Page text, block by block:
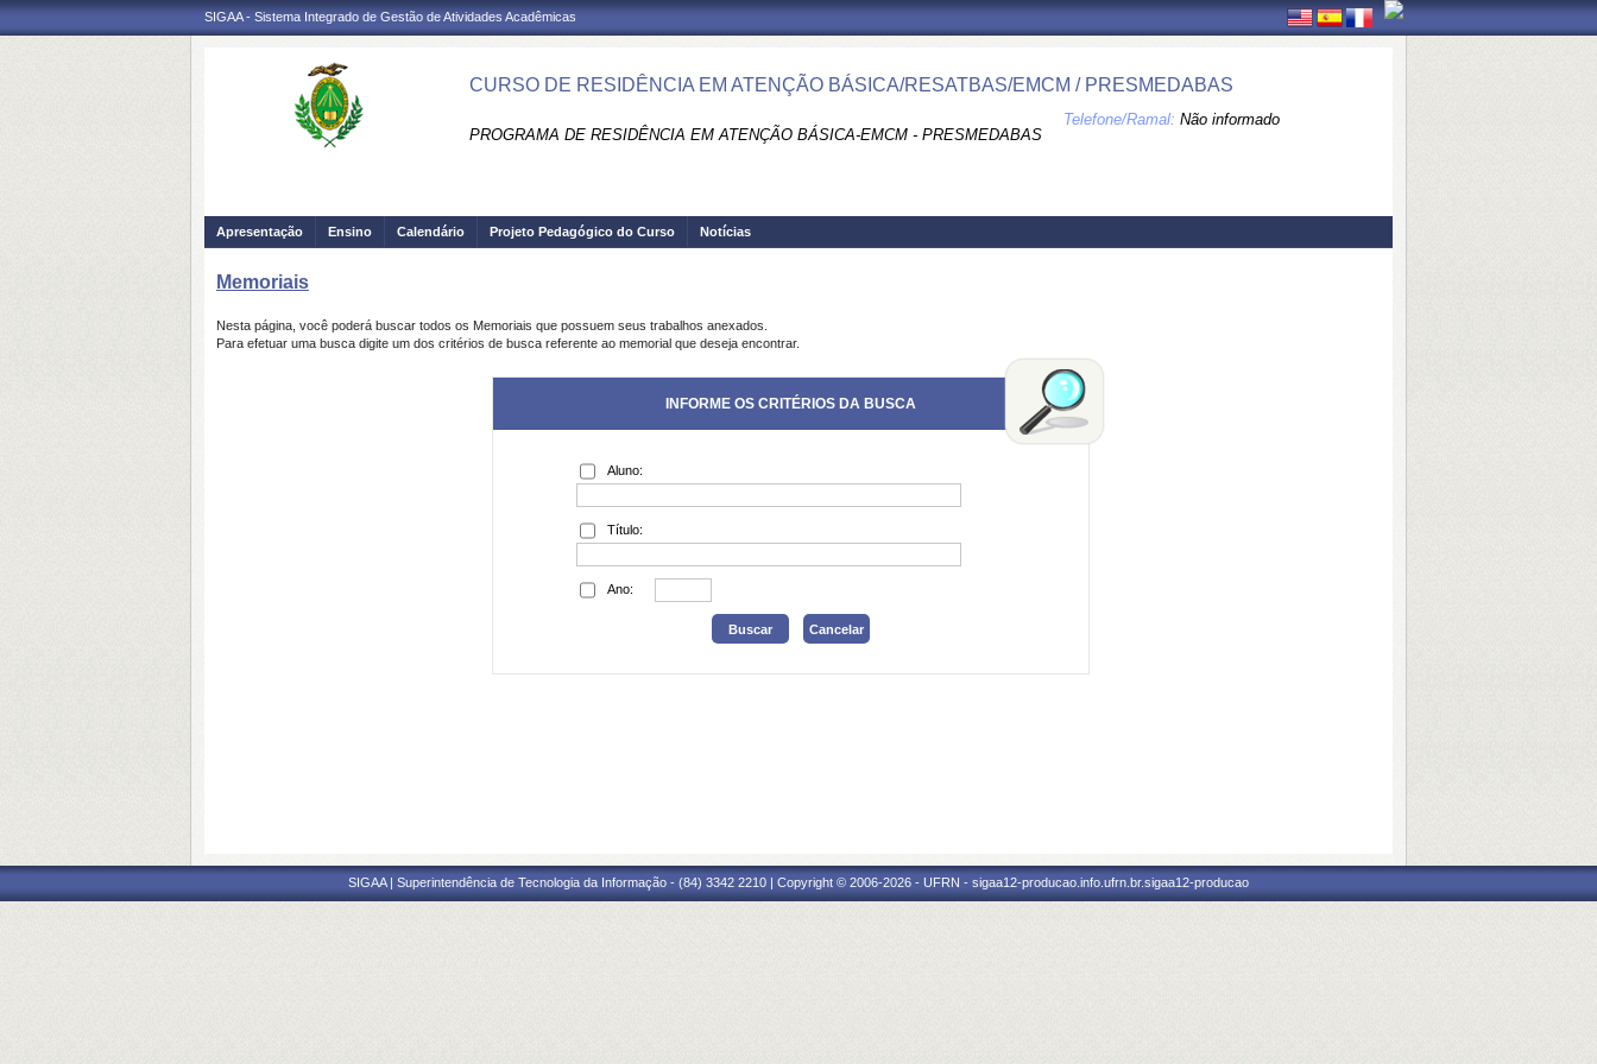
SIGAA - Sistema Integrado de Gestão de Atividades Acadêmicas
CURSO DE RESIDÊNCIA EM ATENÇÃO BÁSICA/RESATBAS/EMCM / PRESMEDABAS
PROGRAMA DE RESIDÊNCIA EM ATENÇÃO BÁSICA-EMCM - PRESMEDABAS
Telefone/Ramal: Não informado
Apresentação Ensino Calendário Projeto Pedagógico do Curso Notícias
Memoriais
Nesta página, você poderá buscar todos os Memoriais que possuem seus trabalhos anexados.
Para efetuar uma busca digite um dos critérios de busca referente ao memorial que deseja encontrar.
INFORME OS CRITÉRIOS DA BUSCA
Aluno:
Título:
Ano:
SIGAA | Superintendência de Tecnologia da Informação - (84) 3342 2210 | Copyright © 2006-2026 - UFRN - sigaa12-producao.info.ufrn.br.sigaa12-producao